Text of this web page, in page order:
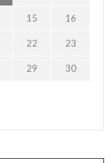
15 16
22 23
29 30